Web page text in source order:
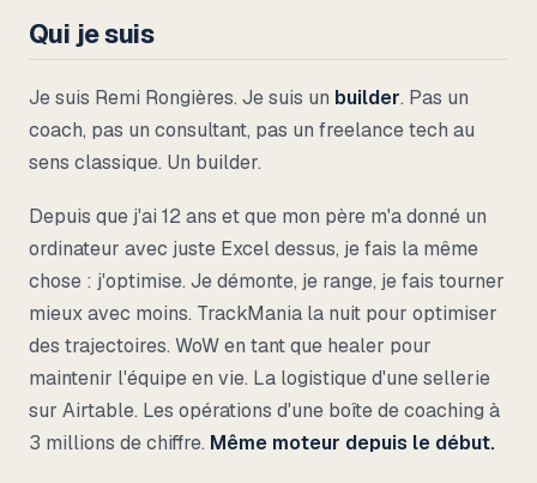
Qui je suis
Je suis Remi Rongières. Je suis un builder. Pas un
coach, pas un consultant, pas un freelance tech au
sens classique. Un builder.
Depuis que j'ai 12 ans et que mon père m'a donné un
ordinateur avec juste Excel dessus, je fais la même
chose : j'optimise. Je démonte, je range, je fais tourner
mieux avec moins. TrackMania la nuit pour optimiser
des trajectoires. WoW en tant que healer pour
maintenir l'équipe en vie. La logistique d'une sellerie
sur Airtable. Les opérations d'une boîte de coaching à
3 millions de chiffre. Même moteur depuis le début.